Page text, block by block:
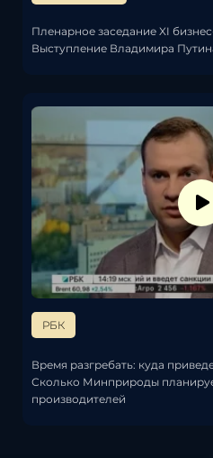
Пленарное заседание XI
Выступление Владимира
РБК
Время разгребать: куда
Сколько Минприроды
производителей